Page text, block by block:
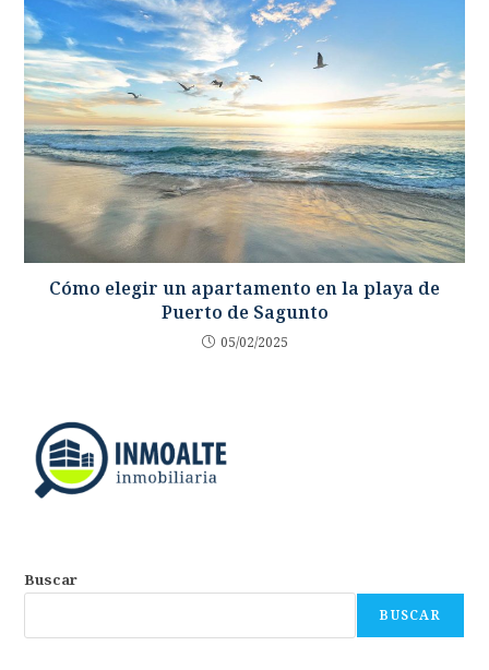
Cómo elegir un apartamento en la playa de
Puerto de Sagunto
05/02/2025
Buscar
BUSCAR